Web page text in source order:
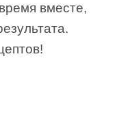
вместе,